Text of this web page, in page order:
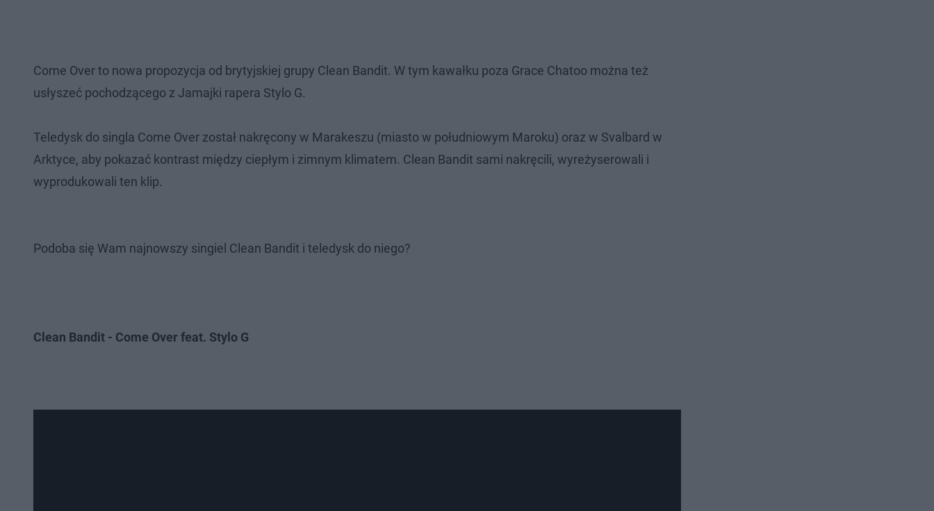
Come Over to nowa propozycja od brytyjskiej grupy Clean Bandit. W tym kawałku poza Grace Chatoo można też
usłyszeć pochodzącego z Jamajki rapera Stylo G.
Teledysk do singla Come Over został nakręcony w Marakeszu (miasto w południowym Maroku) oraz w Svalbard w
Arktyce, aby pokazać kontrast między ciepłym i zimnym klimatem. Clean Bandit sami nakręcili, wyreżyserowali i
wyprodukowali ten klip.
Podoba się Wam najnowszy singiel Clean Bandit i teledysk do niego?
Clean Bandit - Come Over feat. Stylo G